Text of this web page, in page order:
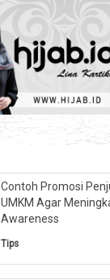
Contoh Promosi
UMKM Agar
Awareness
Tips